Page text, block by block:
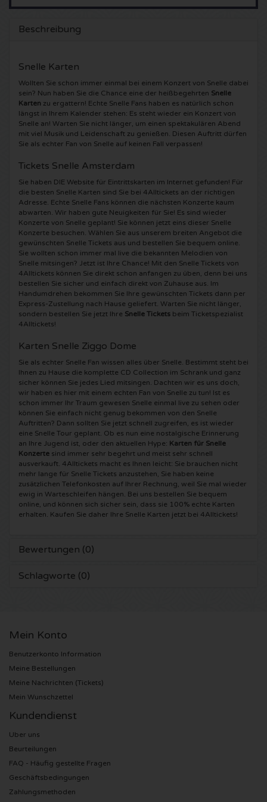
Toto Karten
UB 40 Karten
De Amsterdamse Zomer karten
Normaal Karten
Louis Tomlinson Karten
Tom Jones Karten
Ed Sheeran Karten
Shawn Mendes Karten
Oscar and the Wolf tickets
Red Hot Chili Peppers Karten
Bryan Adams Karten
Burna Boy Karten
Coldplay Karten
Patrick Bruel Karten
Avril Lavigne Karten
Anouk Karten
Maan Karten
Michael Buble Karten
Stromae Karten
Intents Karten
Valhalla Karten
OH MY Karten
Kralingse Bos Festival
WOO HAH Karten
Free Your Mind Festival Karten
Strafwerk Karten
Into The Great Wide Open Karten
Breda Live Karten
7th Sunday Festival Karten
Harmony of Hardcore Karten
Parkzicht Outdoor Festival Karten
Into the Woods Karten
The Qontinent Karten
Chin Chin Karten
Kingsland Festival Karten
Shockerz Karten
Swedish House Mafia Karten
Charlotte de Witte Karten
909 Karten
Verknipt Karten
DLDK Karten
Above Beyond Karten
Disclosure Karten
Qapital Karten
Hardwell Karten
X-Qlusive Holland Karten
Supremacy Karten
X-Qlusive Karten
Glow in the Dark Karten
Audio Obscura Karten
Beschreibung
Snelle Karten
Wollten Sie schon immer einmal bei einem Konzert von Snelle dabei
sein? Nun haben Sie die Chance eine der heißbegehrten Snelle
Karten zu ergattern! Echte Snelle Fans haben es natürlich schon
längst in Ihrem Kalender stehen: Es steht wieder ein Konzert von
Snelle an! Warten Sie nicht länger, um einen spektakulären Abend
mit viel Musik und Leidenschaft zu genießen. Diesen Auftritt dürfen
Sie als echter Fan von Snelle auf keinen Fall verpassen!
Tickets Snelle Amsterdam
Sie haben DIE Website für Eintrittskarten im Internet gefunden! Für
die besten Snelle Karten sind Sie bei 4Alltickets an der richtigen
Adresse. Echte Snelle Fans können die nächsten Konzerte kaum
abwarten. Wir haben gute Neuigkeiten für Sie! Es sind wieder
Konzerte von Snelle geplant! Sie können jetzt eins dieser Snelle
Konzerte besuchen. Wählen Sie aus unserem breiten Angebot die
gewünschten Snelle Tickets aus und bestellen Sie bequem online.
Sie wollten schon immer mal live die bekannten Melodien von
Snelle mitsingen? Jetzt ist Ihre Chance! Mit den Snelle Tickets von
4Alltickets können Sie direkt schon anfangen zu üben, denn bei uns
bestellen Sie sicher und einfach direkt von Zuhause aus. Im
Handumdrehen bekommen Sie Ihre gewünschten Tickets dann per
Express-Zustellung nach Hause geliefert. Warten Sie nicht länger,
sondern bestellen Sie jetzt Ihre Snelle Tickets beim Ticketspezialist
4Alltickets!
Karten Snelle Ziggo Dome
Sie als echter Snelle Fan wissen alles über Snelle. Bestimmt steht bei
Ihnen zu Hause die komplette CD Collection im Schrank und ganz
sicher können Sie jedes Lied mitsingen. Dachten wir es uns doch,
wir haben es hier mit einem echten Fan von Snelle zu tun! Ist es
schon immer Ihr Traum gewesen Snelle einmal live zu sehen oder
können Sie einfach nicht genug bekommen von den Snelle
Auftritten? Dann sollten Sie jetzt schnell zugreifen, es ist wieder
eine Snelle Tour geplant. Ob es nun eine nostalgische Erinnerung
an Ihre Jugend ist, oder den aktuellen Hype: Karten für Snelle
Konzerte sind immer sehr begehrt und meist sehr schnell
ausverkauft. 4Alltickets macht es Ihnen leicht: Sie brauchen nicht
mehr lange für Snelle Tickets anzustehen, Sie haben keine
zusätzlichen Telefonkosten auf Ihrer Rechnung, weil Sie mal wieder
ewig in Warteschleifen hängen. Bei uns bestellen Sie bequem
online, und können sich sicher sein, dass sie 100% echte Karten
erhalten. Kaufen Sie daher Ihre Snelle Karten jetzt bei 4Alltickets!
Bewertungen (0)
Schlagworte (0)
Mein Konto
Benutzerkonto Information
Meine Bestellungen
Meine Nachrichten (Tickets)
Mein Wunschzettel
Kundendienst
Uber uns
Beurteilungen
FAQ - Häufig gestellte Fragen
Geschäftsbedingungen
Zahlungsmethoden